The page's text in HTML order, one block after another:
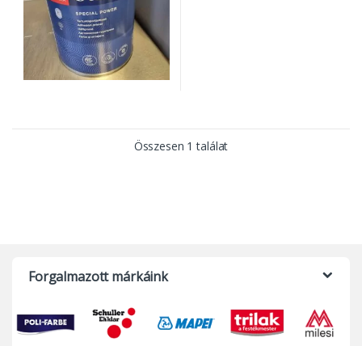
Összesen 1 találat
Forgalmazott márkáink